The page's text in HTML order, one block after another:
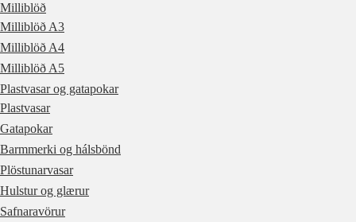
Milliblöð
Milliblöð A3
Milliblöð A4
Milliblöð A5
Plastvasar og gatapokar
Plastvasar
Gatapokar
Barmmerki og hálsbönd
Plöstunarvasar
Hulstur og glærur
Safnaravörur